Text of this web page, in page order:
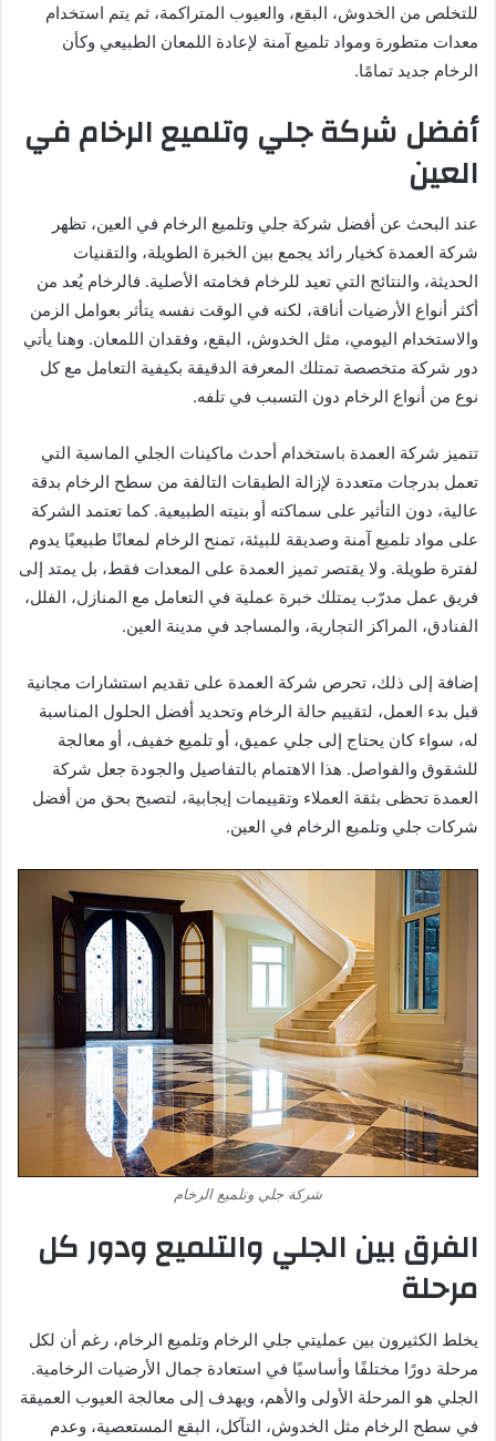
للتخلص من الخدوش، البقع، والعيوب المتراكمة، ثم يتم استخدام
معدات متطورة ومواد تلميع آمنة لإعادة اللمعان الطبيعي وكأن
الرخام جديد تمامًا.
أفضل شركة جلي وتلميع الرخام في
العين
عند البحث عن أفضل شركة جلي وتلميع الرخام في العين، تظهر
شركة العمدة كخيار رائد يجمع بين الخبرة الطويلة، والتقنيات
الحديثة، والنتائج التي تعيد للرخام فخامته الأصلية. فالرخام يُعد من
أكثر أنواع الأرضيات أناقة، لكنه في الوقت نفسه يتأثر بعوامل الزمن
والاستخدام اليومي، مثل الخدوش، البقع، وفقدان اللمعان. وهنا يأتي
دور شركة متخصصة تمتلك المعرفة الدقيقة بكيفية التعامل مع كل
نوع من أنواع الرخام دون التسبب في تلفه.
تتميز شركة العمدة باستخدام أحدث ماكينات الجلي الماسية التي
تعمل بدرجات متعددة لإزالة الطبقات التالفة من سطح الرخام بدقة
عالية، دون التأثير على سماكته أو بنيته الطبيعية. كما تعتمد الشركة
على مواد تلميع آمنة وصديقة للبيئة، تمنح الرخام لمعانًا طبيعيًا يدوم
لفترة طويلة. ولا يقتصر تميز العمدة على المعدات فقط، بل يمتد إلى
فريق عمل مدرّب يمتلك خبرة عملية في التعامل مع المنازل، الفلل،
الفنادق، المراكز التجارية، والمساجد في مدينة العين.
إضافة إلى ذلك، تحرص شركة العمدة على تقديم استشارات مجانية
قبل بدء العمل، لتقييم حالة الرخام وتحديد أفضل الحلول المناسبة
له، سواء كان يحتاج إلى جلي عميق، أو تلميع خفيف، أو معالجة
للشقوق والفواصل. هذا الاهتمام بالتفاصيل والجودة جعل شركة
العمدة تحظى بثقة العملاء وتقييمات إيجابية، لتصبح بحق من أفضل
شركات جلي وتلميع الرخام في العين.
شركة جلي وتلميع الرخام
الفرق بين الجلي والتلميع ودور كل
مرحلة
يخلط الكثيرون بين عمليتي جلي الرخام وتلميع الرخام، رغم أن لكل
مرحلة دورًا مختلفًا وأساسيًا في استعادة جمال الأرضيات الرخامية.
الجلي هو المرحلة الأولى والأهم، ويهدف إلى معالجة العيوب العميقة
في سطح الرخام مثل الخدوش، التآكل، البقع المستعصية، وعدم